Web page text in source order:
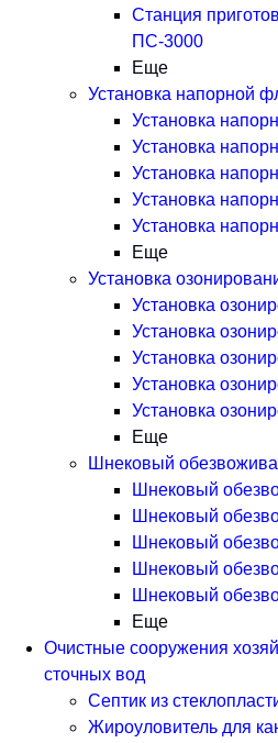
Станция
ПС-3000
Еще
Установка напорной
Установка
Установка
Установка
Установка
Установка
Еще
Установка
Установка
Установка
Установка
Установка
Установка
Еще
Шнековый
Шнековый
Шнековый
Шнековый
Шнековый
Шнековый
Еще
Очистные сооружения
сточных вод
Септик из
Жироуловитель для